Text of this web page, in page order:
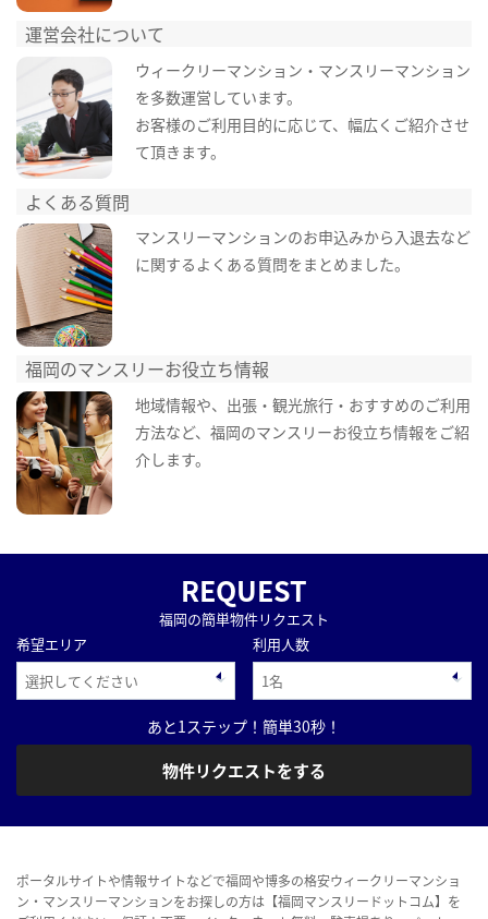
運営会社について
ウィークリーマンション・マンスリーマンション
を多数運営しています。
お客様のご利用目的に応じて、幅広くご紹介させ
て頂きます。
よくある質問
マンスリーマンションのお申込みから入退去など
に関するよくある質問をまとめました。
福岡のマンスリーお役立ち情報
地域情報や、出張・観光旅行・おすすめのご利用
方法など、福岡のマンスリーお役立ち情報をご紹
介します。
REQUEST
福岡の簡単物件リクエスト
希望エリア
利用人数
あと1ステップ！簡単30秒！
物件リクエストをする
ポータルサイトや情報サイトなどで福岡や博多の格安ウィークリーマンショ
ン・マンスリーマンションをお探しの方は【福岡マンスリードットコム】を